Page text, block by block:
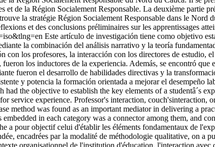
et de la Région Socialement Responsable. La deuxième partie
la stratégie Région Socialement Responsable dans le
et des conclusions préliminaires sur les apprentissages
Este artículo de investigación tiene como objetivo
la combinación del análisis narrativo y la teoría
con los profesores, la interacción con los directores de
los inductores de la experiencia. Además, se encontró
fueron el desarrollo de habilidades directivas y la
y potencia la formación orientada a mejorar el desempeño
had the objective to establish the key elements of a
service experience. Professor's interaction,
method was found as an important mediator in delivering a
in each category was a connector among them, and
a pour objectif celui d'établir les éléments fondamentaux de
encadrées par la modalité de méthodologie qualitative, on a
organisationnel de l'institution d'éducation, l'interaction